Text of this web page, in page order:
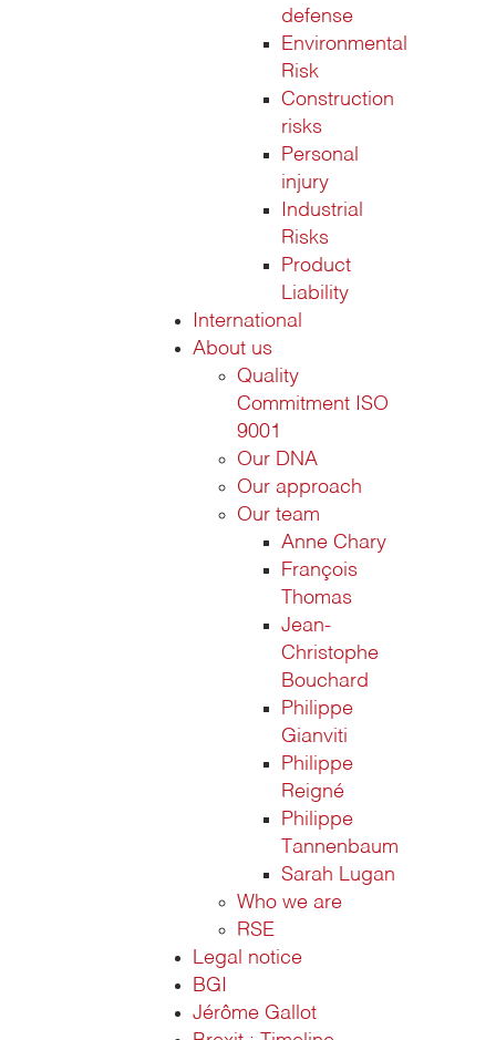
defense
Environmental
Risk
Construction
risks
Personal
injury
Industrial
Risks
Product
Liability
International
About us
Quality
Commitment ISO
9001
Our DNA
Our approach
Our team
Anne Chary
François
Thomas
Jean-
Christophe
Bouchard
Philippe
Gianviti
Philippe
Reigné
Philippe
Tannenbaum
Sarah Lugan
Who we are
RSE
Legal notice
BGI
Jérôme Gallot